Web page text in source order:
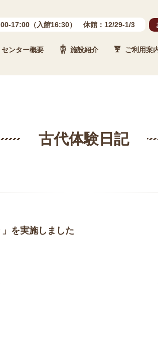
蔵文化財センター
17:00（入館16:30） 休館：12/29-1/3
センター概要 施設紹介 ご利用案
古代体験日記
を実施しました